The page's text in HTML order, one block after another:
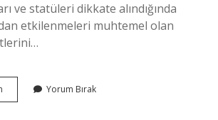
ve statüleri dikkate alındığında
etkilenmeleri muhtemel olan
Hukukta
Fer
Yorum Bırak